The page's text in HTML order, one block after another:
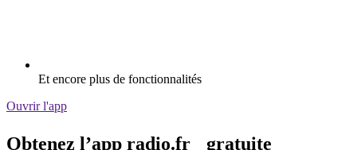
Et encore plus de fonctionnalités
Ouvrir l'app
Obtenez l’app radio.fr gratuite